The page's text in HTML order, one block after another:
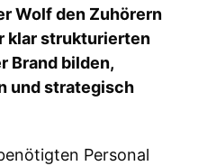
Wolf den Zuhörern
klar strukturierten
Brand bilden,
und strategisch
Personal